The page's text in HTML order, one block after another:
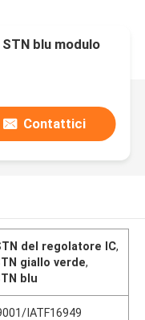
blu modulo
Contattici
del regolatore IC,
giallo verde,
blu
IATF16949